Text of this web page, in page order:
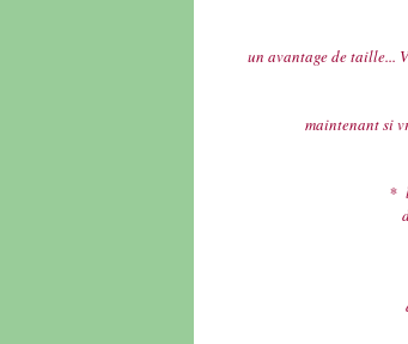
un avantage de taille...
maintenant si
*